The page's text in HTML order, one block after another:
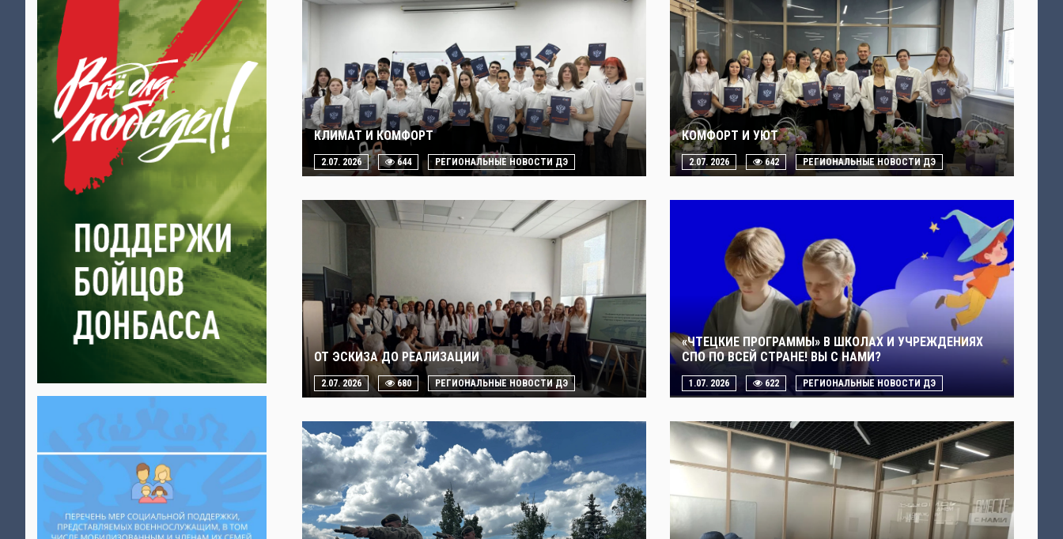
КЛИМАТ И КОМФОРТ
2.07. 2026 644 РЕГИОНАЛЬНЫЕ НОВОСТИ ДЭ
КОМФОРТ И УЮТ
2.07. 2026 642 РЕГИОНАЛЬНЫЕ НОВОСТИ ДЭ
ОТ ЭСКИЗА ДО РЕАЛИЗАЦИИ
2.07. 2026 680 РЕГИОНАЛЬНЫЕ НОВОСТИ ДЭ
«ЧТЕЦКИЕ ПРОГРАММЫ» В ШКОЛАХ И УЧРЕЖДЕНИЯХ
СПО ПО ВСЕЙ СТРАНЕ! ВЫ С НАМИ?
1.07. 2026 622 РЕГИОНАЛЬНЫЕ НОВОСТИ ДЭ